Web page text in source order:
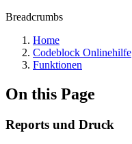
Breadcrumbs
Home
Codeblock Onlinehilfe
Funktionen
On this Page
Reports und Druck